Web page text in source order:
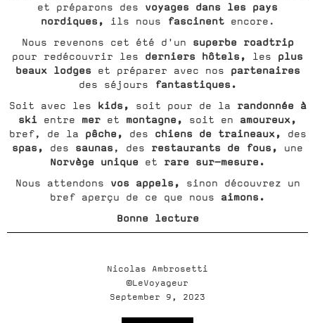
et préparons des voyages dans les pays
nordiques,
ils nous fascinentencore.
Nous revenons cet été d'un superbe roadtrip
pour redécouvrir les derniers hôtels, les
plus
beaux lodgeset préparer avec nos partenaires
des séjours fantastiques.
Soit avec les kids, soit pour de la randonnée à
ski
entre mer et montagne, soit en amoureux,
bref, de la pêche, des chiens de traineaux, des
spas, des saunas, des restaurants de fous, une
Norvège unique et rare sur-mesure.
Nous attendons vos appels, sinon découvrez un
bref aperçu de ce que nous aimons.
Bonne lecture
Nicolas Ambrosetti
©LeVoyageur
September 9, 2023